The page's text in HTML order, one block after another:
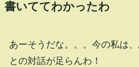
書いててわかったわ
あーそうだな。。。今の私は
との対話が足らんわ！